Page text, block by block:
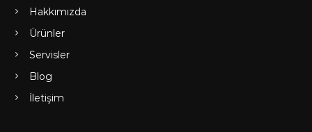
Hakkımızda
Ürünler
Servisler
Blog
İletişim